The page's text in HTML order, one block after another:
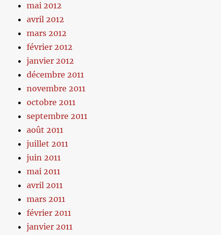
mai 2012
avril 2012
mars 2012
février 2012
janvier 2012
décembre 2011
novembre 2011
octobre 2011
septembre 2011
août 2011
juillet 2011
juin 2011
mai 2011
avril 2011
mars 2011
février 2011
janvier 2011